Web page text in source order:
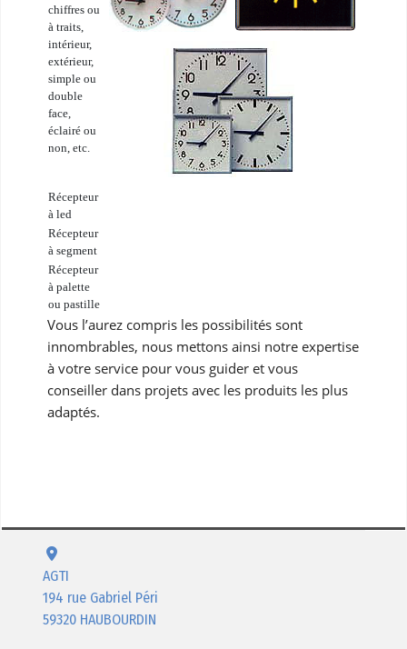
chiffres ou
à traits,
intérieur,
extérieur,
simple ou
double
face,
éclairé ou
non, etc.
Récepteur
à led
Récepteur
à segment
Récepteur
à palette
ou pastille
Vous l’aurez compris les possibilités sont
innombrables, nous mettons ainsi notre expertise
à votre service pour vous guider et vous
conseiller dans projets avec les produits les plus
adaptés.
AGTI
194 rue Gabriel Péri
59320 HAUBOURDIN